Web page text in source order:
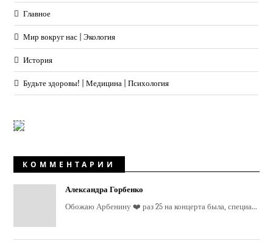
Главное
Мир вокруг нас | Экология
История
Будьте здоровы! | Медицина | Психология
КОММЕНТАРИИ
Александра Горбенко
Обожаю Арбенину ❤️ раз 25 на концерта была, специа...